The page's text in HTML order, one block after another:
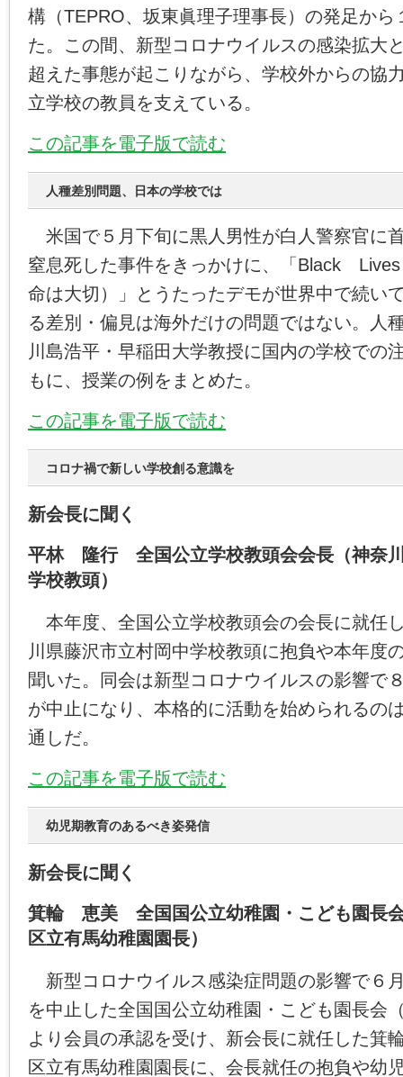
構（TEPRO、坂東眞理子理事長）の発足から
た。この間、新型コロナウイルスの感染拡大
超えた事態が起こりながら、学校外からの協
立学校の教員を支えている。
この記事を電子版で読む
人種差別問題、日本の学校では
米国で５月下旬に黒人男性が白人警察官に
窒息死した事件をきっかけに、「Black
命は大切）」とうたったデモが世界中で続い
る差別・偏見は海外だけの問題ではない。人
川島浩平・早稲田大学教授に国内の学校での
もに、授業の例をまとめた。
この記事を電子版で読む
コロナ禍で新しい学校創る意識を
新会長に聞く
平林 隆行 全国公立学校教頭会会長（神奈
学校教頭）
本年度、全国公立学校教頭会の会長に就任
川県藤沢市立村岡中学校教頭に抱負や本年度
聞いた。同会は新型コロナウイルスの影響で
が中止になり、本格的に活動を始められるの
通しだ。
この記事を電子版で読む
幼児期教育のあるべき姿発信
新会長に聞く
箕輪 恵美 全国国公立幼稚園・こども園長
区立有馬幼稚園園長）
新型コロナウイルス感染症問題の影響で６
を中止した全国国公立幼稚園・こども園長会
より会員の承認を受け、新会長に就任した箕
区立有馬幼稚園園長に、会長就任の抱負や幼